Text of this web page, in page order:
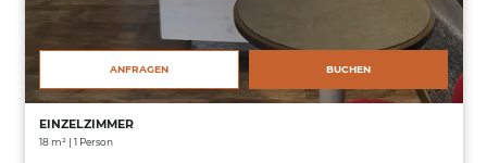
ANFRAGEN BUCHEN
EINZELZIMMER
18 m² | 1 Person